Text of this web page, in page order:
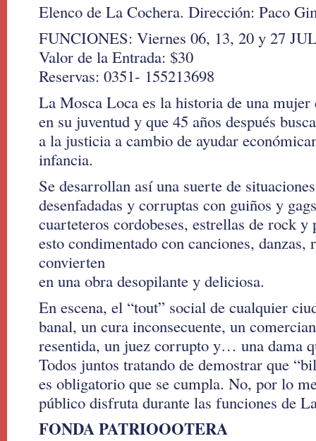
Elenco de La Cochera. Dirección: Paco
FUNCIONES: Viernes 06, 13, 20 y 27
Valor de la Entrada: $30
Reservas: 0351- 155213698
La Mosca Loca es la historia de una
en su juventud y que 45 años después
a la justicia a cambio de ayudar
infancia.
Se desarrollan así una suerte de
desenfadadas y corruptas con guiños y
cuarteteros cordobeses, estrellas de rock
esto condimentado con canciones, danzas,
convierten
en una obra desopilante y deliciosa.
En escena, el “tout” social de cualquier
banal, un cura inconsecuente, un
resentida, un juez corrupto y… una dama
Todos juntos tratando de demostrar que
es obligatorio que se cumpla. No, por lo
público disfruta durante las funciones de
FONDA PATRIOOOTERA